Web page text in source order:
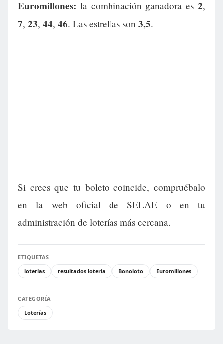
Euromillones: la combinación ganadora es 2,
7, 23, 44, 46. Las estrellas son 3,5.
Si crees que tu boleto coincide, compruébalo
en la web oficial de SELAE o en tu
administración de loterías más cercana.
ETIQUETAS
loterías
resultados lotería Bonoloto Euromillones
CATEGORÍA
Loterías